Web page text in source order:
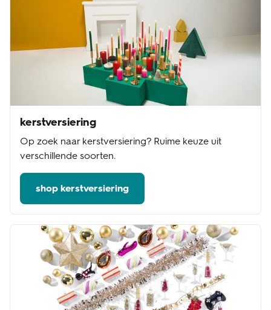
kerstversiering
Op zoek naar kerstversiering? Ruime keuze uit
verschillende soorten.
shop kerstversiering